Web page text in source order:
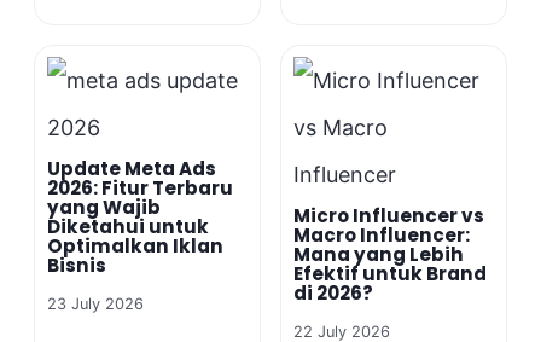
Update Meta Ads
2026: Fitur Terbaru
yang Wajib
Diketahui untuk
Optimalkan Iklan
Bisnis
23 July 2026
Micro Influencer vs
Macro Influencer:
Mana yang Lebih
Efektif untuk Brand
di 2026?
22 July 2026